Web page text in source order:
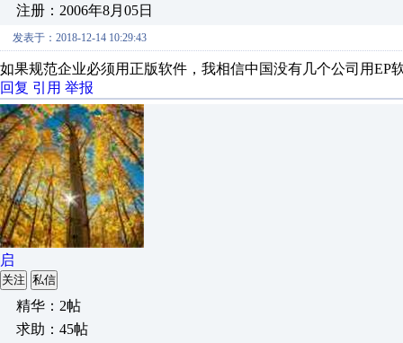
注册：2006年8月05日
发表于：2018-12-14 10:29:43
如果规范企业必须用正版软件，我相信中国没有几个公司用EP
回复 引用 举报
启
关注 私信
精华：2帖
求助：45帖